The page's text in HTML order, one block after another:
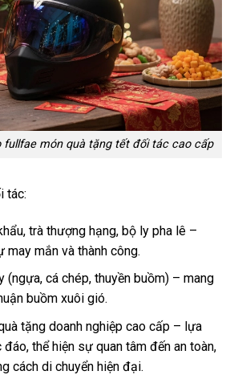
fullfae món quà tặng tết đối tác cao cấp
tác:
trà thượng hạng, bộ ly pha lê –
mắn và thành công.
(ngựa, cá chép, thuyền buồm) – mang
buồm xuôi gió.
tặng doanh nghiệp cao cấp – lựa
thể hiện sự quan tâm đến an toàn,
cách di chuyển hiện đại.